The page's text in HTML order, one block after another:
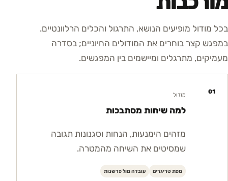
בכל מודול מופיעים הנושא, התרגול והכלים הרלוונטיים.
במפגש קצר בוחרים את המודולים החיוניים; בסדרה
מעמיקים, מתרגלים ומיישמים בין המפגשים.
01 מודול
למה שיחות מסתבכות
מזהים הימנעות, הנחות וסגנונות תגובה
שמסיטים את השיחה מהמטרה.
מפת טריגרים עובדה מול פרשנות